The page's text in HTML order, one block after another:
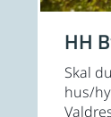
HH
Skal
hus/